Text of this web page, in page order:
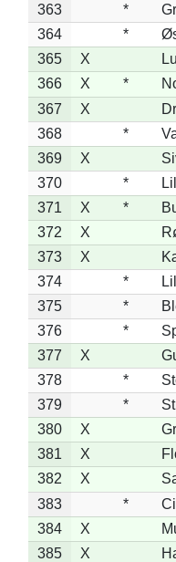
363 *
364
*
365
X
366
X *
367
X
368
*
369
X
370
*
371
X *
372
X
373
X
374
*
375
*
376
*
377
X
378
*
379
*
380
X
381
X
382
X
383
*
384
X
385
X